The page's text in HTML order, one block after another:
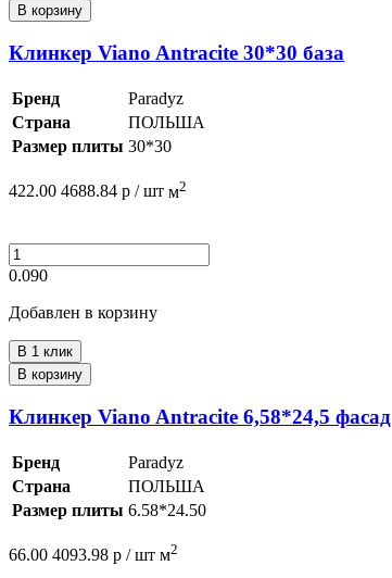
В корзину
Клинкер Viano Antracite 30*30 база
Бренд
Paradyz
Страна
ПОЛЬША
Размер плиты 30*30
422.00 4688.84 р / шт м2
0.090
Добавлен в корзину
В 1 клик
В корзину
Клинкер Viano Antracite 6,58*24,5 фасад
Бренд
Paradyz
Страна
ПОЛЬША
Размер плиты 6.58*24.50
66.00 4093.98 р / шт м2